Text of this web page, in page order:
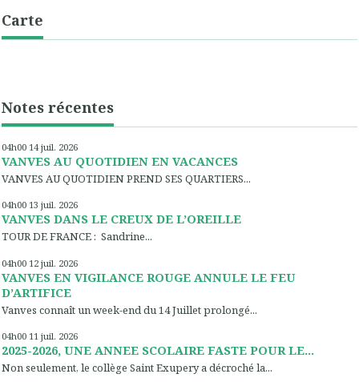
Carte
Notes récentes
04h00 14 juil. 2026
VANVES AU QUOTIDIEN EN VACANCES
VANVES AU QUOTIDIEN PREND SES QUARTIERS...
04h00 13 juil. 2026
VANVES DANS LE CREUX DE L’OREILLE
TOUR DE FRANCE : Sandrine...
04h00 12 juil. 2026
VANVES EN VIGILANCE ROUGE ANNULE LE FEU
D’ARTIFICE
Vanves connaît un week-end du 14 Juillet prolongé...
04h00 11 juil. 2026
2025-2026, UNE ANNEE SCOLAIRE FASTE POUR LE...
Non seulement, le collège Saint Exupery a décroché la...